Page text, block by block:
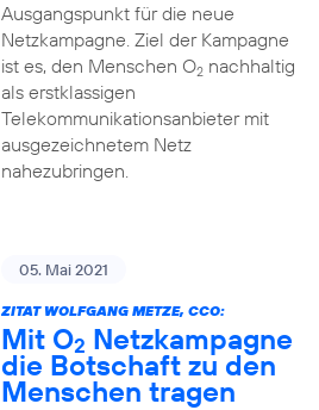
Ausgangspunkt für die neue
Netzkampagne. Ziel der Kampagne
ist es, den Menschen O2nachhaltig
als erstklassigen
Telekommunikationsanbieter mit
ausgezeichnetem Netz
nahezubringen.
05. Mai 2021
ZITAT WOLFGANG METZE, CCO:
Mit O2 Netzkampagne
die Botschaft zu den
Menschen tragen